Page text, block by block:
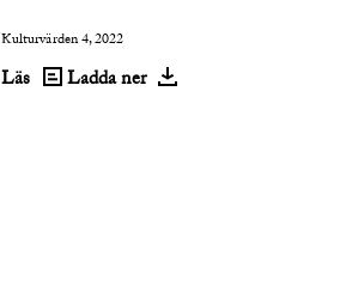
Kulturvärden 4, 2022
Läs Ladda ner